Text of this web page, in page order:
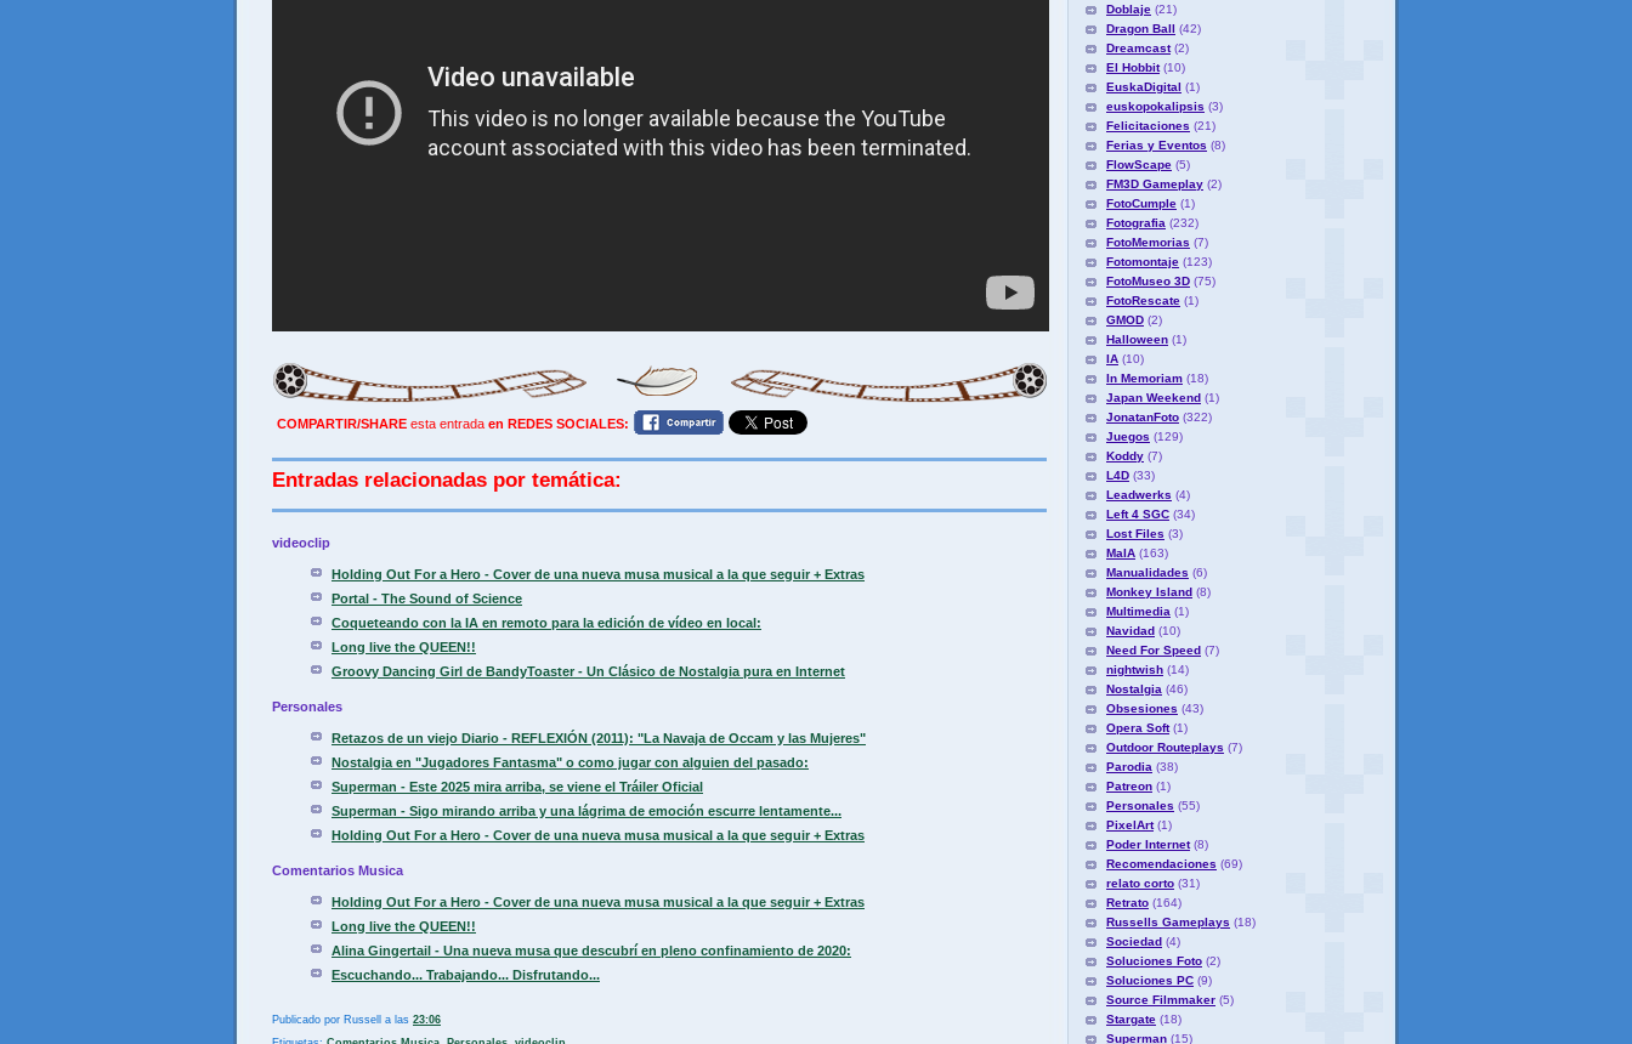
COMPARTIR/SHARE esta entrada en REDES SOCIALES:
Entradas relacionadas por temática:
videoclip
Holding Out For a Hero - Cover de una nueva musa musical a la que seguir + Extras
Portal - The Sound of Science
Coqueteando con la IA en remoto para la edición de vídeo en local:
Long live the QUEEN!!
Groovy Dancing Girl de BandyToaster - Un Clásico de Nostalgia pura en Internet
Personales
Retazos de un viejo Diario - REFLEXIÓN (2011): "La Navaja de Occam y las Mujeres"
Nostalgia en "Jugadores Fantasma" o como jugar con alguien del pasado:
Superman - Este 2025 mira arriba, se viene el Tráiler Oficial
Superman - Sigo mirando arriba y una lágrima de emoción escurre lentamente...
Holding Out For a Hero - Cover de una nueva musa musical a la que seguir + Extras
Comentarios Musica
Holding Out For a Hero - Cover de una nueva musa musical a la que seguir + Extras
Long live the QUEEN!!
Alina Gingertail - Una nueva musa que descubrí en pleno confinamiento de 2020:
Escuchando... Trabajando... Disfrutando...
Publicado por Russell a las 23:06
Doblaje (21)
Dragon Ball (42)
Dreamcast (2)
El Hobbit (10)
EuskaDigital (1)
euskopokalipsis (3)
Felicitaciones (21)
Ferias y Eventos (8)
FlowScape (5)
FM3D Gameplay (2)
FotoCumple (1)
Fotografia (232)
FotoMemorias (7)
Fotomontaje (123)
FotoMuseo 3D (75)
FotoRescate (1)
GMOD (2)
Halloween (1)
IA (10)
In Memoriam (18)
Japan Weekend (1)
JonatanFoto (322)
Juegos (129)
Koddy (7)
L4D (33)
Leadwerks (4)
Left 4 SGC (34)
Lost Files (3)
MaIA (163)
Manualidades (6)
Monkey Island (8)
Multimedia (1)
Navidad (10)
Need For Speed (7)
nightwish (14)
Nostalgia (46)
Obsesiones (43)
Opera Soft (1)
Outdoor Routeplays (7)
Parodia (38)
Patreon (1)
Personales (55)
PixelArt (1)
Poder Internet (8)
Recomendaciones (69)
relato corto (31)
Retrato (164)
Russells Gameplays (18)
Sociedad (4)
Soluciones Foto (2)
Soluciones PC (9)
Source Filmmaker (5)
Stargate (18)
Superman (15)